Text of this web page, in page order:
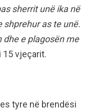
sherrit unë ika në
shprehur as te unë.
dhe e plagosën me
15 vjeçarit.
tyre në brendësi